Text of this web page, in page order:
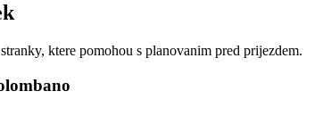
ktere pomohou s planovanim pred prijezdem.